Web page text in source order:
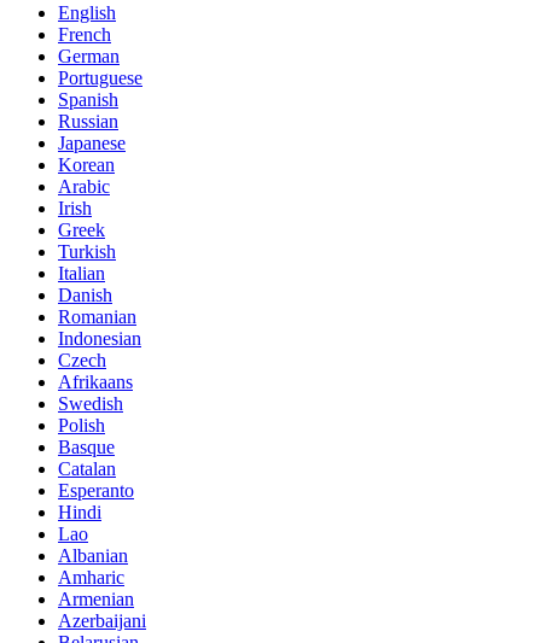
English
French
German
Portuguese
Spanish
Russian
Japanese
Korean
Arabic
Irish
Greek
Turkish
Italian
Danish
Romanian
Indonesian
Czech
Afrikaans
Swedish
Polish
Basque
Catalan
Esperanto
Hindi
Lao
Albanian
Amharic
Armenian
Azerbaijani